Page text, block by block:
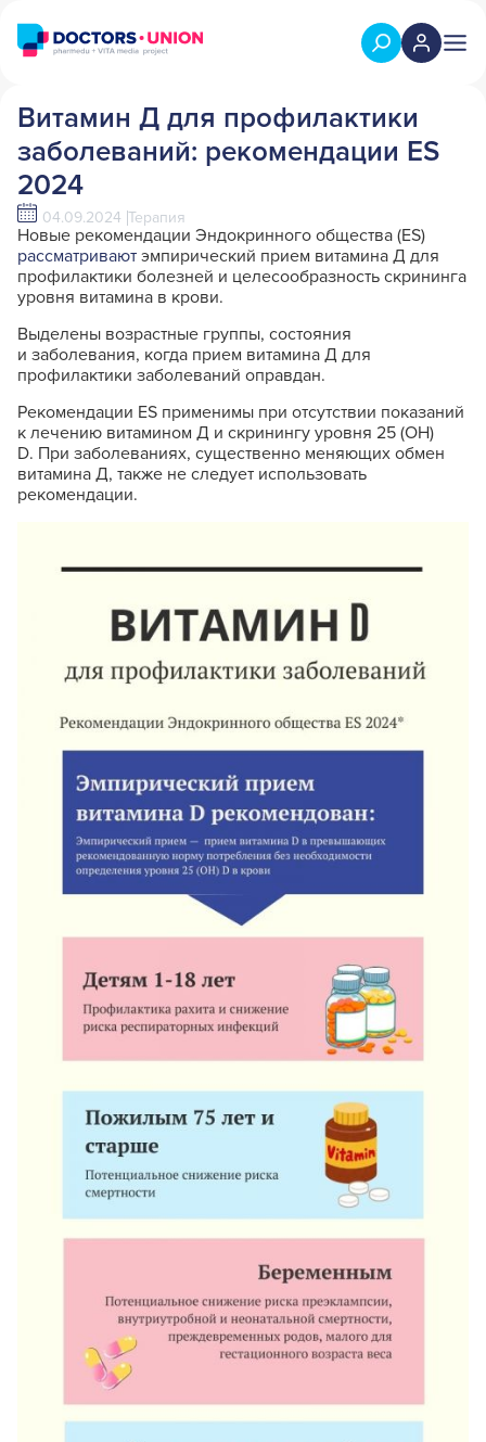
Витамин Д для профилактики
заболеваний: рекомендации ES
2024
04.09.2024 Терапия
Новые рекомендации Эндокринного общества (ES)
рассматривают эмпирический прием витамина Д для
профилактики болезней и целесообразность скрининга
уровня витамина в крови.
Выделены возрастные группы, состояния
и заболевания, когда прием витамина Д для
профилактики заболеваний оправдан.
Рекомендации ES применимы при отсутствии показаний
к лечению витамином Д и скринингу уровня 25 (OH)
D. При заболеваниях, существенно меняющих обмен
витамина Д, также не следует использовать
рекомендации.